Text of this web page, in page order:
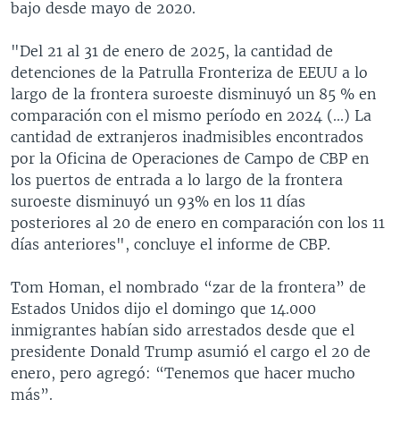
bajo desde mayo de 2020.
"Del 21 al 31 de enero de 2025, la cantidad de
detenciones de la Patrulla Fronteriza de EEUU a lo
largo de la frontera suroeste disminuyó un 85 % en
comparación con el mismo período en 2024 (...) La
cantidad de extranjeros inadmisibles encontrados
por la Oficina de Operaciones de Campo de CBP en
los puertos de entrada a lo largo de la frontera
suroeste disminuyó un 93% en los 11 días
posteriores al 20 de enero en comparación con los 11
días anteriores", concluye el informe de CBP.
Tom Homan, el nombrado “zar de la frontera” de
Estados Unidos dijo el domingo que 14.000
inmigrantes habían sido arrestados desde que el
presidente Donald Trump asumió el cargo el 20 de
enero, pero agregó: “Tenemos que hacer mucho
más”.